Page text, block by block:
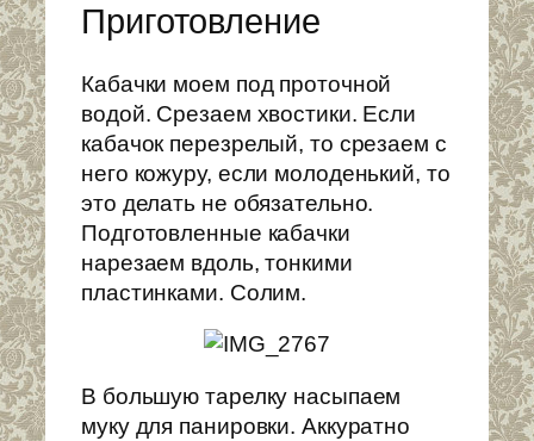
Приготовление
Кабачки моем под проточной
водой. Срезаем хвостики. Если
кабачок перезрелый, то срезаем с
него кожуру, если молоденький, то
это делать не обязательно.
Подготовленные кабачки
нарезаем вдоль, тонкими
пластинками. Солим.
В большую тарелку насыпаем
муку для панировки. Аккуратно